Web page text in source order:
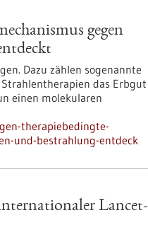
gegen
Dazu zählen sogenannte
das Erbgut
einen molekularen
therapiebedingte-
und-bestrahlung-entdeck
Lancet-